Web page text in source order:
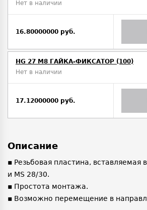
Нет в наличии
16.80000000 руб.
HG 27 M8 ГАЙКА-ФИКСАТОР (100)
Нет в наличии
17.12000000 руб.
Описание
▪ Резьбовая пластина, вставляемая
и MS 28/30.
▪ Простота монтажа.
▪ Возможно перемещение в